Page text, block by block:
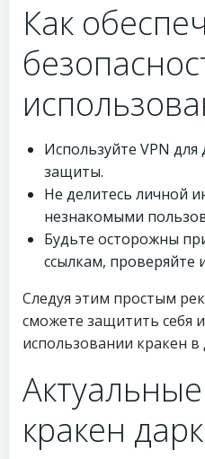
Как
Используйте VPN
защиты.
Не делитесь личной
незнакомыми
Будьте осторожны
ссылкам, проверяйте
Следуя этим простым
сможете защитить себя
использовании кракен в
кракен